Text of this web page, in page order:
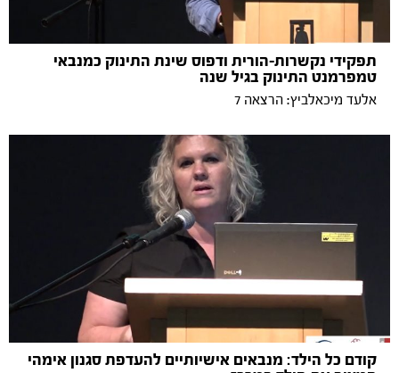
תפקידי נקשרות-הורית ודפוס שינת התינוק כמנבאי
טמפרמנט התינוק בגיל שנה
אלעד מיכאלביץ: הרצאה 7
קודם כל הילד: מנבאים אישיותיים להעדפת סגנון אימהי